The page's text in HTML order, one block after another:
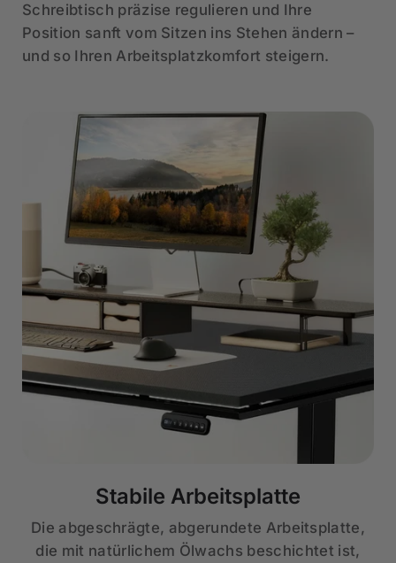
Schreibtisch präzise regulieren und Ihre
Position sanft vom Sitzen ins Stehen ändern –
und so Ihren Arbeitsplatzkomfort steigern.
Stabile Arbeitsplatte
Die abgeschrägte, abgerundete Arbeitsplatte,
die mit natürlichem Ölwachs beschichtet ist,